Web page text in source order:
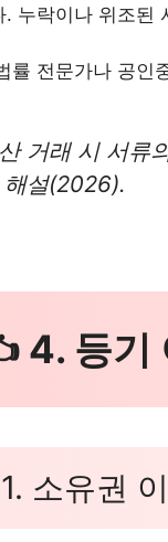
. 누락이나 위조된
률 전문가나 공인
거래 시 서류
해설(2026).
등기
소유권